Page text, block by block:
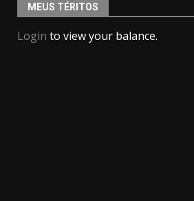
MEUS TÉRITOS
Login to view your balance.